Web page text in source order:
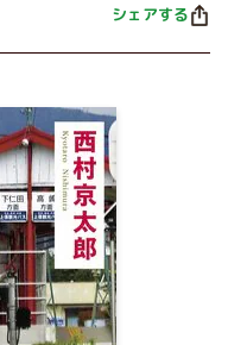
シェアする